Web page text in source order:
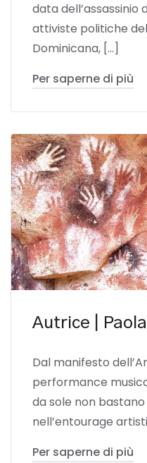
data
attiviste politiche
Dominicana, […]
Per saperne di più
Autrice |
Dal manifesto
performance
da sole non
nell’entourage
Per saperne di più